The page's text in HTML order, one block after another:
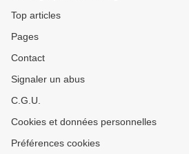
Top articles
Pages
Contact
Signaler un abus
C.G.U.
Cookies et données personnelles
Préférences cookies